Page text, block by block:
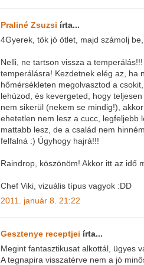
Praliné Zsuzsi írta...
4Gyerek, tök jó ötlet, majd számolj
Nelli, ne tartson vissza a
temperálásra! Kezdetnek elég az, ha
hőmérsékleten megolvasztod a
lehúzod, és kevergeted, hogy
nem sikerül (nekem se mindig!),
ehetetlen nem lesz a cucc, legfeljebb
mattabb lesz, de a család nem
felfalná :) Úgyhogy hajrá!!!
Raindrop, köszönöm! Akkor itt az idő
Chef Viki, vizuális típus vagyok :DD
2011. január 8. 21:22
Gesztenye receptjei írta...
Megint fantasztikusat alkottál, ügyes
A tegnapira visszatérve nem a jó